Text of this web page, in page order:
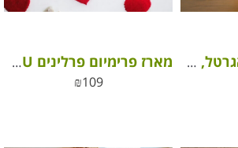
מארז זר פרחים באגרטל, סיידר תפוחים אלכוהולי ומפנק ונר טבעי 100% שעוות סויה
מארז פרימיום פרלינים I LOVE YOU
₪109